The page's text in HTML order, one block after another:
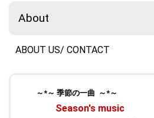
Comments(音楽 物思い(2)コーナー)
ら" も更新しています。
2025.02.08
Top "ブラフの丘から" 更新しました。
About
ABOUT US/ CONTACT
～*～ 季節の一曲 ～*～
Season's music